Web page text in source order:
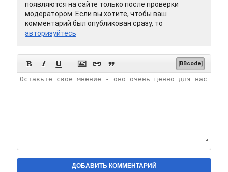
появляются на сайте только после проверки
модератором. Если вы хотите, чтобы ваш
комментарий был опубликован сразу, то
авторизуйтесь
      [BBcode]